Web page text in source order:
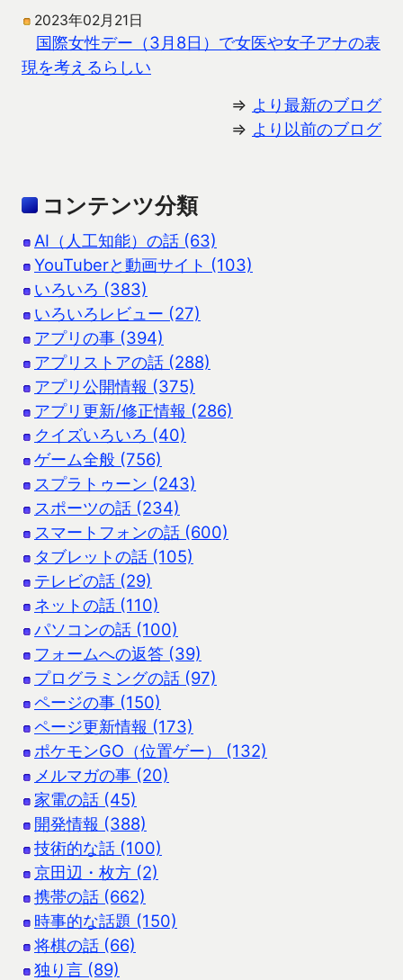
2023年02月21日
国際女性デー（3月8日）で女医や女子アナの表
現を考えるらしい
⇒ より最新のブログ
⇒ より以前のブログ
コンテンツ分類
AI（人工知能）の話 (63)
YouTuberと動画サイト (103)
いろいろ (383)
いろいろレビュー (27)
アプリの事 (394)
アプリストアの話 (288)
アプリ公開情報 (375)
アプリ更新/修正情報 (286)
クイズいろいろ (40)
ゲーム全般 (756)
スプラトゥーン (243)
スポーツの話 (234)
スマートフォンの話 (600)
タブレットの話 (105)
テレビの話 (29)
ネットの話 (110)
パソコンの話 (100)
フォームへの返答 (39)
プログラミングの話 (97)
ページの事 (150)
ページ更新情報 (173)
ポケモンGO（位置ゲー） (132)
メルマガの事 (20)
家電の話 (45)
開発情報 (388)
技術的な話 (100)
京田辺・枚方 (2)
携帯の話 (662)
時事的な話題 (150)
将棋の話 (66)
独り言 (89)